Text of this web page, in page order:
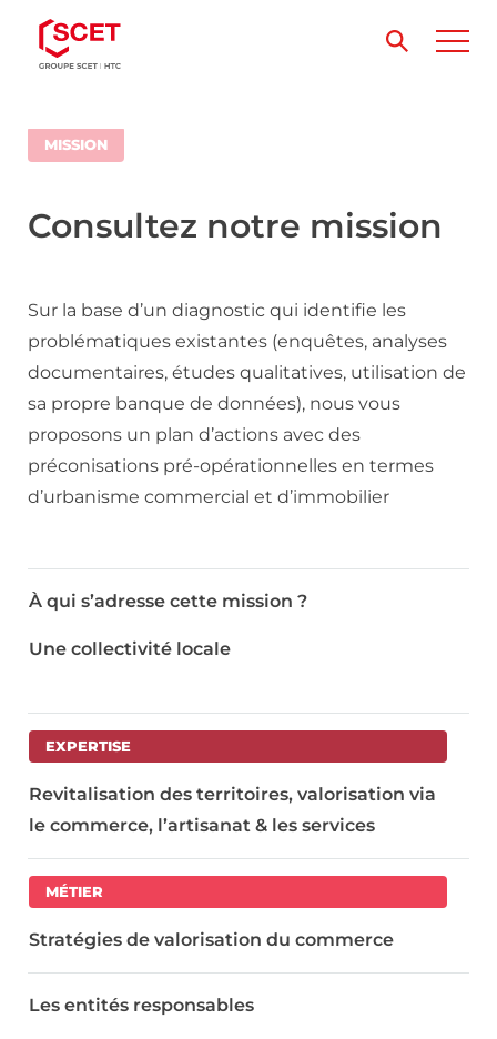
MISSION
Consultez notre mission
Sur la base d’un diagnostic qui identifie les
problématiques existantes (enquêtes, analyses
documentaires, études qualitatives, utilisation de
sa propre banque de données), nous vous
proposons un plan d’actions avec des
préconisations pré-opérationnelles en termes
d’urbanisme commercial et d’immobilier
À qui s’adresse cette mission ?
Une collectivité locale
EXPERTISE
Revitalisation des territoires, valorisation via
le commerce, l’artisanat & les services
MÉTIER
Stratégies de valorisation du commerce
Les entités responsables